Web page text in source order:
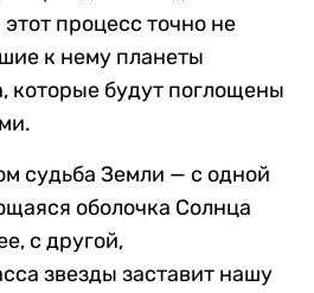
процесс точно не
к нему планеты
которые будут поглощены
судьба Земли — с одной
оболочка Солнца
с другой,
звезды заставит нашу